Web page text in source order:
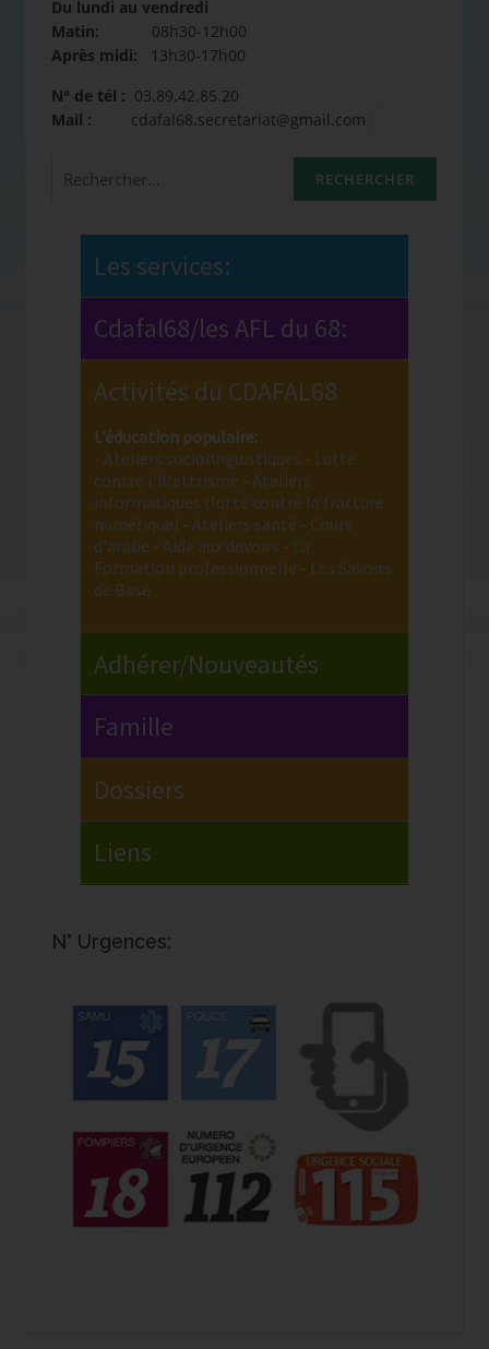
Du lundi au vendredi
Matin: 08h30-12h00
Après midi: 13h30-17h00
N° de tél : 03.89.42.85.20
Mail : cdafal68.secretariat@gmail.com
N° Urgences: